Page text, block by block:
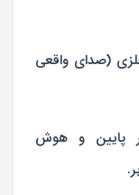
(صدای واقعی
پایین و هوش